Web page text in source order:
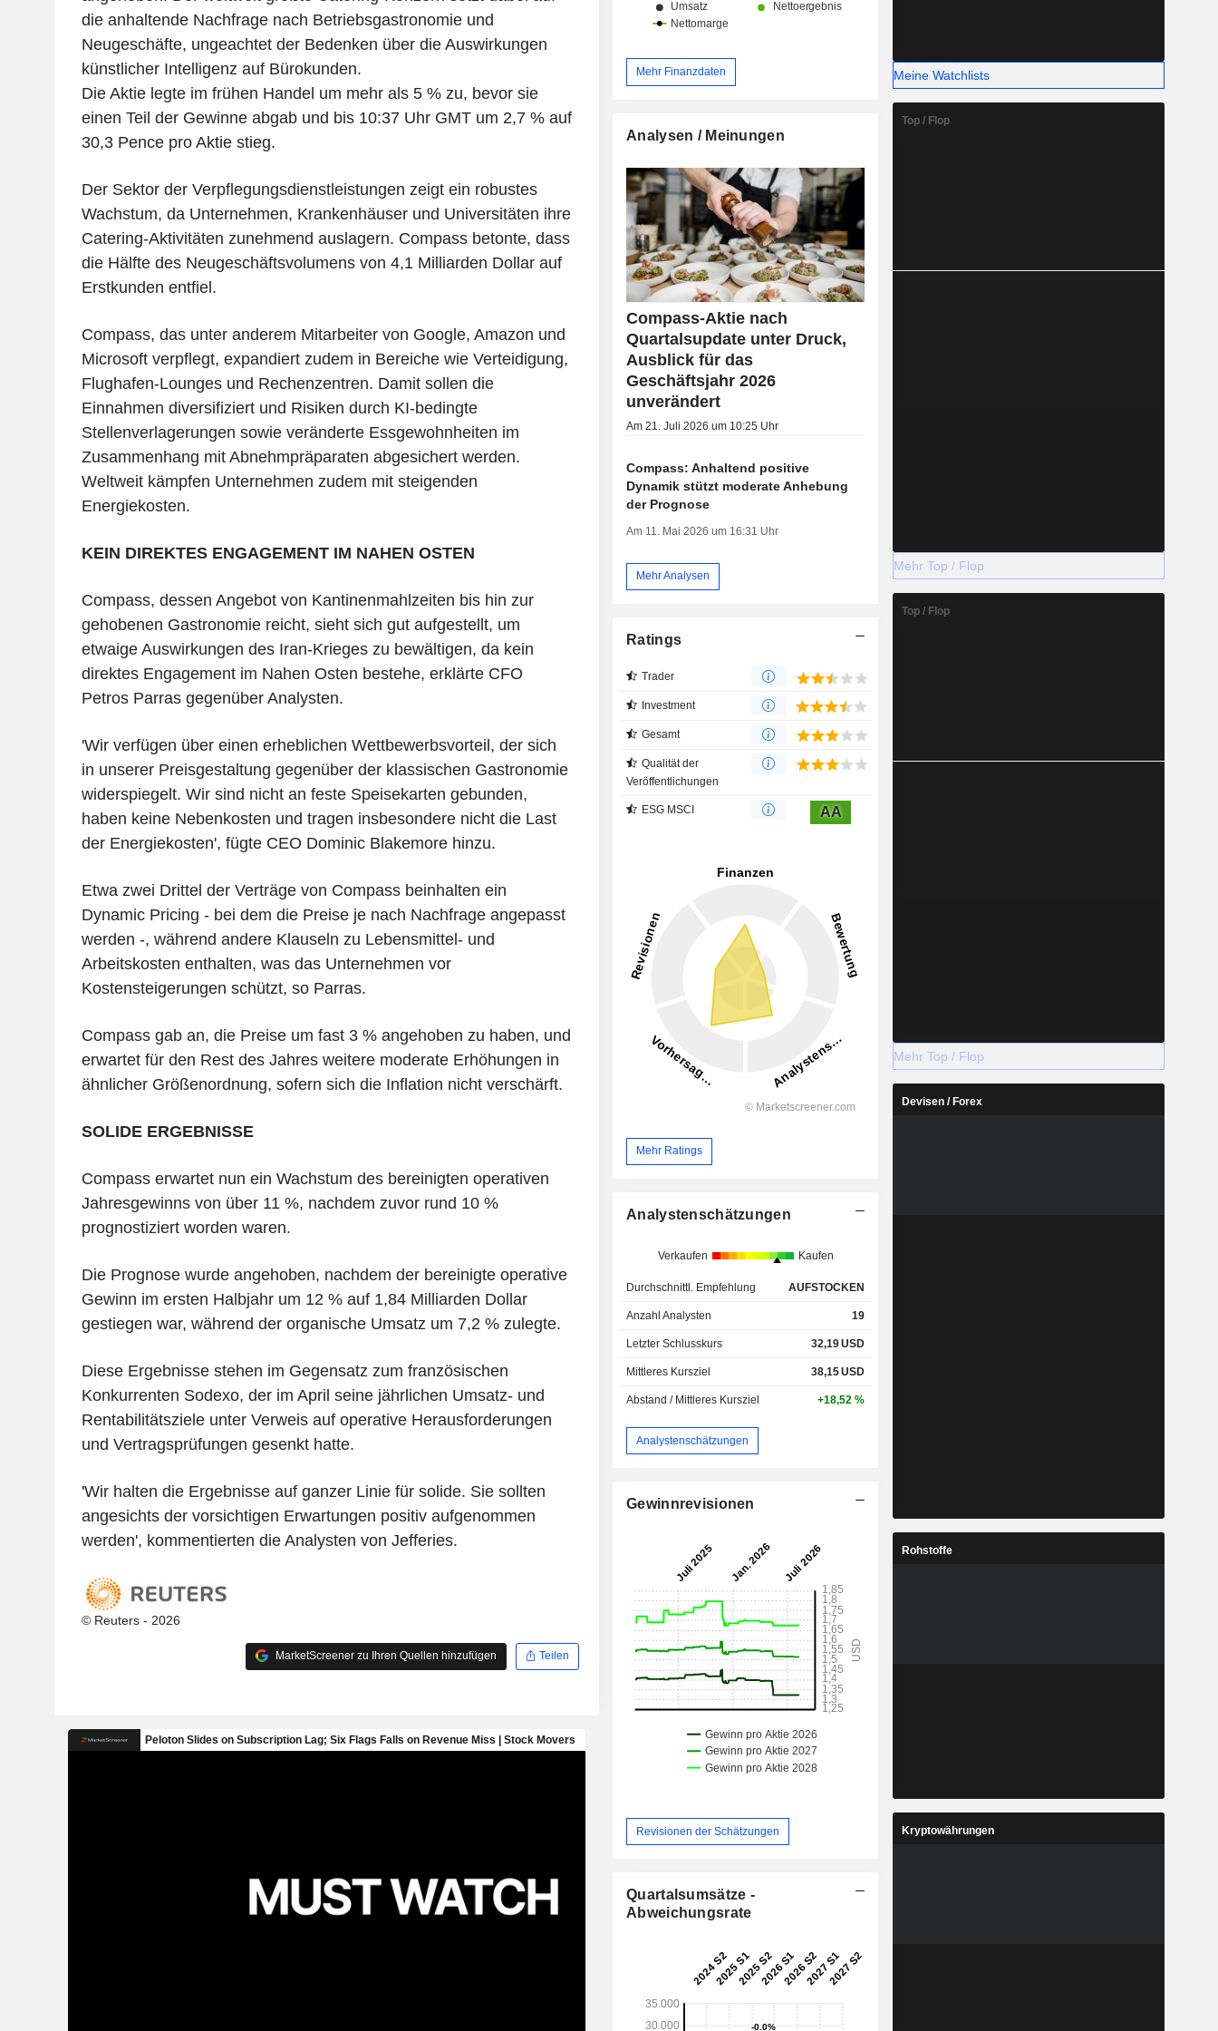
die anhaltende Nachfrage nach Betriebsgastronomie und
Neugeschäfte, ungeachtet der Bedenken über die Auswirkungen
künstlicher Intelligenz auf Bürokunden.
Die Aktie legte im frühen Handel um mehr als 5 % zu, bevor sie
einen Teil der Gewinne abgab und bis 10:37 Uhr GMT um 2,7 % auf
30,3 Pence pro Aktie stieg.
Der Sektor der Verpflegungsdienstleistungen zeigt ein robustes
Wachstum, da Unternehmen, Krankenhäuser und Universitäten ihre
Catering-Aktivitäten zunehmend auslagern. Compass betonte, dass
die Hälfte des Neugeschäftsvolumens von 4,1 Milliarden Dollar auf
Erstkunden entfiel.
Compass, das unter anderem Mitarbeiter von Google, Amazon und
Microsoft verpflegt, expandiert zudem in Bereiche wie Verteidigung,
Flughafen-Lounges und Rechenzentren. Damit sollen die
Einnahmen diversifiziert und Risiken durch KI-bedingte
Stellenverlagerungen sowie veränderte Essgewohnheiten im
Zusammenhang mit Abnehmpräparaten abgesichert werden.
Weltweit kämpfen Unternehmen zudem mit steigenden
Energiekosten.
KEIN DIREKTES ENGAGEMENT IM NAHEN OSTEN
Compass, dessen Angebot von Kantinenmahlzeiten bis hin zur
gehobenen Gastronomie reicht, sieht sich gut aufgestellt, um
etwaige Auswirkungen des Iran-Krieges zu bewältigen, da kein
direktes Engagement im Nahen Osten bestehe, erklärte CFO
Petros Parras gegenüber Analysten.
'Wir verfügen über einen erheblichen Wettbewerbsvorteil, der sich
in unserer Preisgestaltung gegenüber der klassischen Gastronomie
widerspiegelt. Wir sind nicht an feste Speisekarten gebunden,
haben keine Nebenkosten und tragen insbesondere nicht die Last
der Energiekosten', fügte CEO Dominic Blakemore hinzu.
Etwa zwei Drittel der Verträge von Compass beinhalten ein
Dynamic Pricing - bei dem die Preise je nach Nachfrage angepasst
werden -, während andere Klauseln zu Lebensmittel- und
Arbeitskosten enthalten, was das Unternehmen vor
Kostensteigerungen schützt, so Parras.
Compass gab an, die Preise um fast 3 % angehoben zu haben, und
erwartet für den Rest des Jahres weitere moderate Erhöhungen in
ähnlicher Größenordnung, sofern sich die Inflation nicht verschärft.
SOLIDE ERGEBNISSE
Compass erwartet nun ein Wachstum des bereinigten operativen
Jahresgewinns von über 11 %, nachdem zuvor rund 10 %
prognostiziert worden waren.
Die Prognose wurde angehoben, nachdem der bereinigte operative
Gewinn im ersten Halbjahr um 12 % auf 1,84 Milliarden Dollar
gestiegen war, während der organische Umsatz um 7,2 % zulegte.
Diese Ergebnisse stehen im Gegensatz zum französischen
Konkurrenten Sodexo, der im April seine jährlichen Umsatz- und
Rentabilitätsziele unter Verweis auf operative Herausforderungen
und Vertragsprüfungen gesenkt hatte.
'Wir halten die Ergebnisse auf ganzer Linie für solide. Sie sollten
angesichts der vorsichtigen Erwartungen positiv aufgenommen
werden', kommentierten die Analysten von Jefferies.
© Reuters - 2026
MarketScreener zu Ihren Quellen hinzufügen Teilen
Mehr Finanzdaten
Analysen / Meinungen
Compass-Aktie nach
Quartalsupdate unter Druck,
Ausblick für das
Geschäftsjahr 2026
unverändert
Am 21. Juli 2026 um 10:25 Uhr
Compass: Anhaltend positive
Dynamik stützt moderate Anhebung
der Prognose
Am 11. Mai 2026 um 16:31 Uhr
Mehr Analysen
Ratings
Trader
Investment
Gesamt
Qualität der
Veröffentlichungen
ESG MSCI AA
Mehr Ratings
Analystenschätzungen
Verkaufen Kaufen
Durchschnittl. Empfehlung AUFSTOCKEN
Anzahl Analysten 19
Letzter Schlusskurs 32,19USD
Mittleres Kursziel 38,15USD
Abstand / Mittleres Kursziel +18,52 %
Analystenschätzungen
Gewinnrevisionen
Revisionen der Schätzungen
Quartalsumsätze -
Abweichungsrate
Meine Watchlists
Top / Flop
Mehr Top / Flop
Top / Flop
Mehr Top / Flop
Devisen / Forex
Rohstoffe
Kryptowährungen